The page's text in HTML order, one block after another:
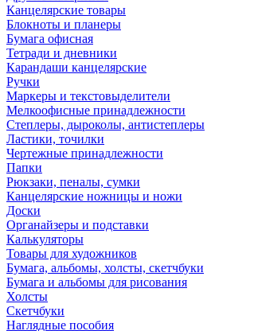
Канцелярские товары
Блокноты и планеры
Бумага офисная
Тетради и дневники
Карандаши канцелярские
Ручки
Маркеры и текстовыделители
Мелкоофисные принадлежности
Степлеры, дыроколы, антистеплеры
Ластики, точилки
Чертежные принадлежности
Папки
Рюкзаки, пеналы, сумки
Канцелярские ножницы и ножи
Доски
Органайзеры и подставки
Калькуляторы
Товары для художников
Бумага, альбомы, холсты, скетчбуки
Бумага и альбомы для рисования
Холсты
Скетчбуки
Наглядные пособия